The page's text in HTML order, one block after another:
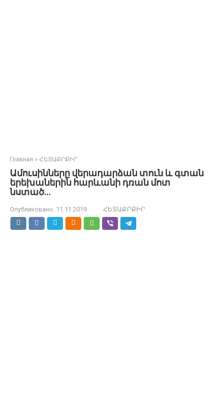
Главная » ՀԵՏԱՔՐՔԻՐ
Ամուսինները վերադարձան տուն և գտան
երեխաներին հարևանի դռան մոտ
նստած…
Опубликовано: 11.11.2019 ՀԵՏԱՔՐՔԻՐ